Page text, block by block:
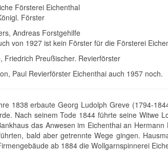
Försterei Eichenthal
Förster
Andreas Forstgehilfe
von 1927 ist kein Förster für die Försterei
Friedrich Preußischer. Revierförster
Paul Revierförster Eichenthai auch 1957 noch.
1838 erbaute Georg Ludolph Greve (1794-
Nach seinem Tode 1844 führte seine Witwe
das Anwesen im Eichenthai an
bald aber getrennte Wege gingen.
ab 1884 die Wollgarnspinnerei